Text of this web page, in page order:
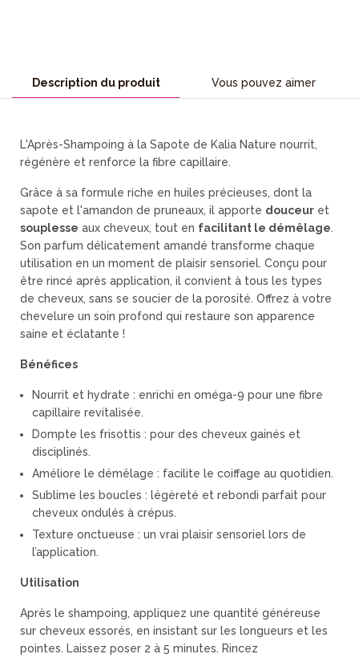
Description du produit Vous pouvez aimer
L'Après-Shampoing à la Sapote de Kalia Nature nourrit,
régénère et renforce la fibre capillaire.
Grâce à sa formule riche en huiles précieuses, dont la
sapote et l'amandon de pruneaux, il apporte douceur et
souplesse aux cheveux, tout en facilitant le démêlage.
Son parfum délicatement amandé transforme chaque
utilisation en un moment de plaisir sensoriel. Conçu pour
être rincé après application, il convient à tous les types
de cheveux, sans se soucier de la porosité. Offrez à votre
chevelure un soin profond qui restaure son apparence
saine et éclatante !
Bénéfices
Nourrit et hydrate : enrichi en oméga-9 pour une fibre
capillaire revitalisée.
Dompte les frisottis : pour des cheveux gainés et
disciplinés.
Améliore le démêlage : facilite le coiffage au quotidien.
Sublime les boucles : légèreté et rebondi parfait pour
cheveux ondulés à crépus.
Texture onctueuse : un vrai plaisir sensoriel lors de
l’application.
Utilisation
Après le shampoing, appliquez une quantité généreuse
sur cheveux essorés, en insistant sur les longueurs et les
pointes. Laissez poser 2 à 5 minutes. Rincez